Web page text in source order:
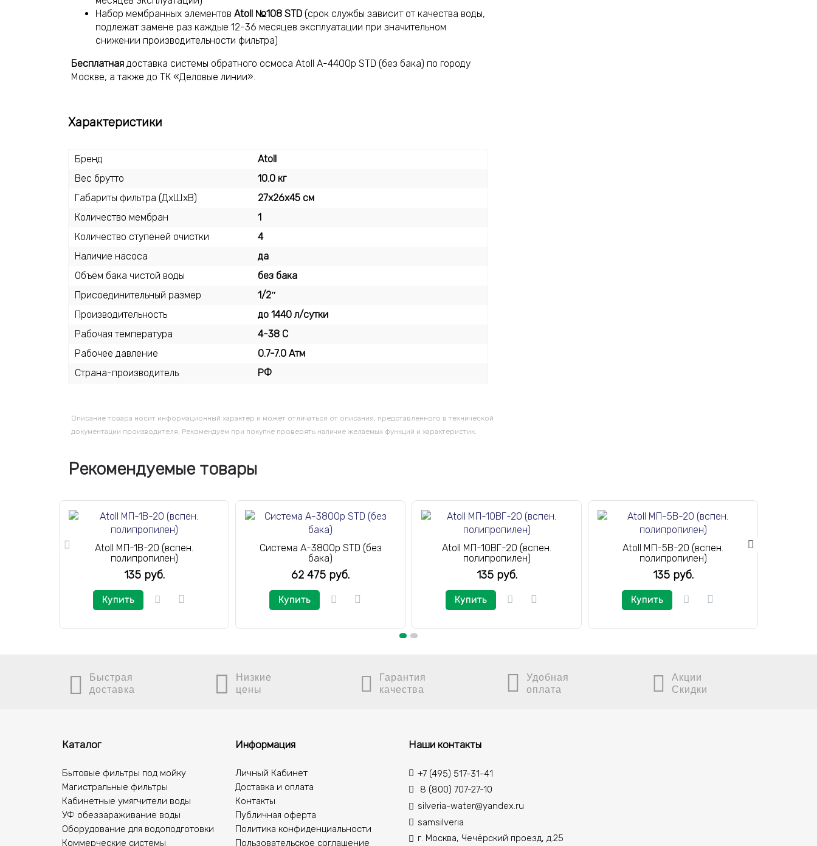
Набор мембранных элементов Atoll №108 STD (срок службы зависит от качества воды,
подлежат замене раз каждые 12-36 месяцев эксплуатации при значительном
снижении производительности фильтра)
Бесплатная доставка системы обратного осмоса Atoll A-4400p STD (без бака) по городу
Москве, а также до ТК «Деловые линии».
Характеристики
Бренд
Atoll
Вес брутто
10.0 кг
Габариты фильтра (ДхШхВ)
27х26х45 см
Количество мембран
1
Количество ступеней очистки
4
Наличие насоса
да
Объём бака чистой воды
без бака
Присоединительный размер
1/2″
Производительность
до 1440 л/сутки
Рабочая температура
4-38 С
Рабочее давление
0.7-7.0 Атм
Страна-производитель
РФ
Описание товара носит информационный характер и может отличаться от описания, представленного в технической
документации производителя. Рекомендуем при покупке проверять наличие желаемых функций и характеристик.
Рекомендуемые товары
Atoll МП-1В-20 (вспен.
полипропилен)
135 руб.
Купить
Система A-3800p STD (без
бака)
62 475 руб.
Купить
Atoll МП-10ВГ-20 (вспен.
полипропилен)
135 руб.
Купить
Atoll МП-5В-20 (вспен.
полипропилен)
135 руб.
Купить
Быстрая
доставка
Низкие
цены
Гарантия
качества
Удобная
оплата
Акции
Скидки
Каталог
Бытовые фильтры под мойку
Магистральные фильтры
Кабинетные умягчители воды
УФ обеззараживание воды
Оборудование для водоподготовки
Коммерческие системы
Информация
Личный Кабинет
Доставка и оплата
Контакты
Публичная оферта
Политика конфиденциальности
Пользовательское соглашение
Наши контакты
+7 (495) 517-31-41
8 (800) 707-27-10
silveria-water@yandex.ru
samsilveria
г. Москва, Чечёрский проезд, д.25